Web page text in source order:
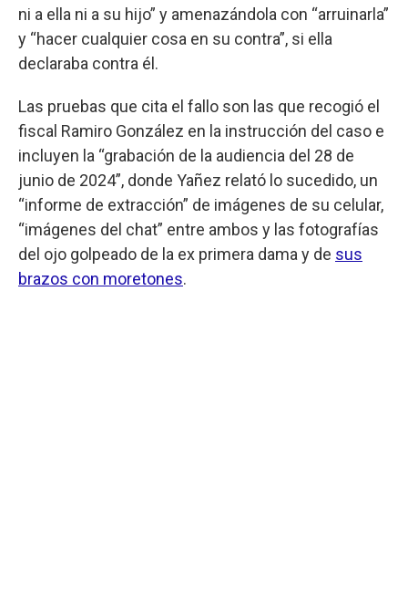
ni a ella ni a su hijo” y amenazándola con “arruinarla”
y “hacer cualquier cosa en su contra”, si ella
declaraba contra él.
Las pruebas que cita el fallo son las que recogió el
fiscal Ramiro González en la instrucción del caso e
incluyen la “grabación de la audiencia del 28 de
junio de 2024”, donde Yañez relató lo sucedido, un
“informe de extracción” de imágenes de su celular,
“imágenes del chat” entre ambos y las fotografías
del ojo golpeado de la ex primera dama y de sus
brazos con moretones.